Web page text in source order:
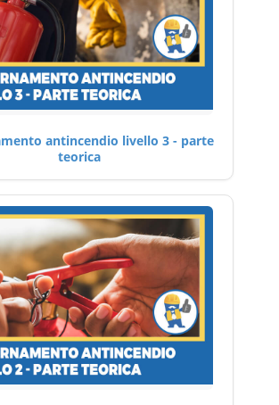
antincendio livello 3 - parte
teorica